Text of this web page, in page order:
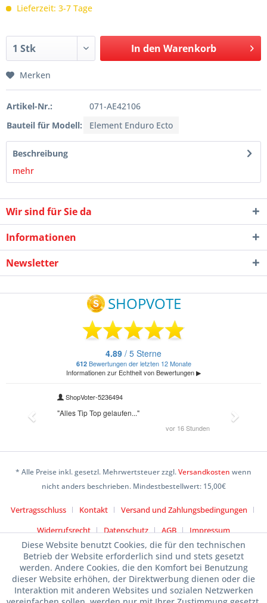
Lieferzeit: 3-7 Tage
In den Warenkorb
Merken
Artikel-Nr.:
071-AE42106
Bauteil für Modell:
Element Enduro Ecto
Beschreibung
mehr
Wir sind für Sie da
Informationen
Newsletter
* Alle Preise inkl. gesetzl. Mehrwertsteuer zzgl.Versandkosten wenn
nicht anders beschrieben. Mindestbestellwert: 15,00€
Vertragsschluss Kontakt
Versand und Zahlungsbedingungen
Widerrufsrecht
Datenschutz AGB Impressum
Diese Website benutzt Cookies, die für den technischen
Betrieb der Website erforderlich sind und stets gesetzt
werden. Andere Cookies, die den Komfort bei Benutzung
dieser Website erhöhen, der Direktwerbung dienen oder die
Interaktion mit anderen Websites und sozialen Netzwerken